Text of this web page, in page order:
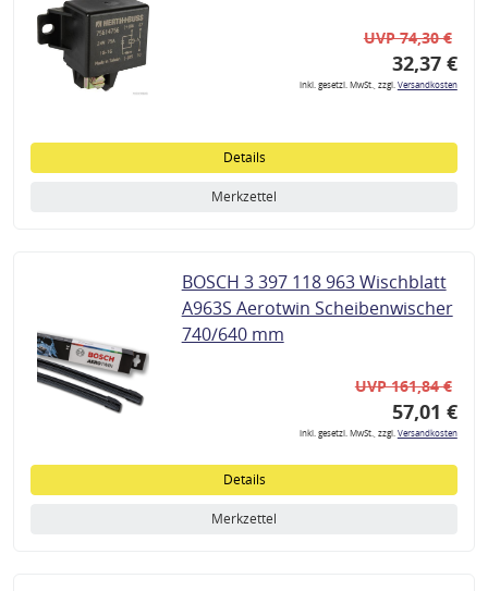
UVP 74,30 €
32,37 €
inkl. gesetzl. MwSt., zzgl.Versandkosten
Details
Merkzettel
BOSCH 3 397 118 963 Wischblatt
A963S Aerotwin Scheibenwischer
740/640 mm
UVP 161,84 €
57,01 €
inkl. gesetzl. MwSt., zzgl.Versandkosten
Details
Merkzettel